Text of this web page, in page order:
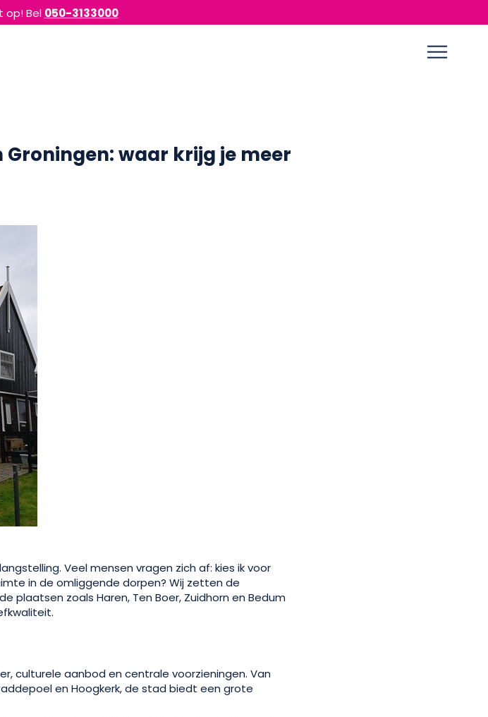
op! Bel 050-3133000
waar krijg je meer
Veel mensen vragen zich af: kies ik voor
in de omliggende dorpen? Wij zetten de
plaatsen zoals Haren, Ten Boer, Zuidhorn en Bedum
culturele aanbod en centrale voorzieningen. Van
en Hoogkerk, de stad biedt een grote